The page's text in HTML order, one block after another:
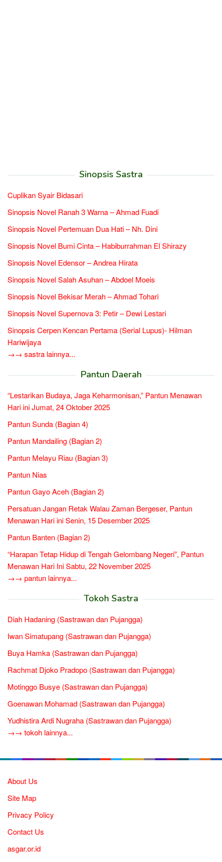
Sinopsis Sastra
Cuplikan Syair Bidasari
Sinopsis Novel Ranah 3 Warna – Ahmad Fuadi
Sinopsis Novel Pertemuan Dua Hati – Nh. Dini
Sinopsis Novel Bumi Cinta – Habiburrahman El Shirazy
Sinopsis Novel Edensor – Andrea Hirata
Sinopsis Novel Salah Asuhan – Abdoel Moeis
Sinopsis Novel Bekisar Merah – Ahmad Tohari
Sinopsis Novel Supernova 3: Petir – Dewi Lestari
Sinopsis Cerpen Kencan Pertama (Serial Lupus)- Hilman
Hariwijaya
→→ sastra lainnya...
Pantun Daerah
“Lestarikan Budaya, Jaga Keharmonisan,” Pantun Menawan
Hari ini Jumat, 24 Oktober 2025
Pantun Sunda (Bagian 4)
Pantun Mandailing (Bagian 2)
Pantun Melayu Riau (Bagian 3)
Pantun Nias
Pantun Gayo Aceh (Bagian 2)
Persatuan Jangan Retak Walau Zaman Bergeser, Pantun
Menawan Hari ini Senin, 15 Desember 2025
Pantun Banten (Bagian 2)
“Harapan Tetap Hidup di Tengah Gelombang Negeri”, Pantun
Menawan Hari Ini Sabtu, 22 November 2025
→→ pantun lainnya...
Tokoh Sastra
Diah Hadaning (Sastrawan dan Pujangga)
Iwan Simatupang (Sastrawan dan Pujangga)
Buya Hamka (Sastrawan dan Pujangga)
Rachmat Djoko Pradopo (Sastrawan dan Pujangga)
Motinggo Busye (Sastrawan dan Pujangga)
Goenawan Mohamad (Sastrawan dan Pujangga)
Yudhistira Ardi Nugraha (Sastrawan dan Pujangga)
→→ tokoh lainnya...
About Us
Site Map
Privacy Policy
Contact Us
asgar.or.id